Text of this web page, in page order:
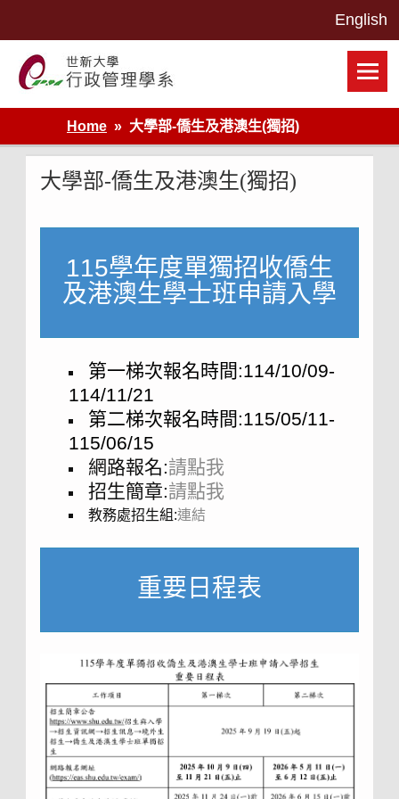
世新大學行政管理學系網站
Home
大學部-僑生及港澳生(獨招)
大學部-僑生及港澳生(獨招)
115學年度單獨招收僑生
及港澳生學士班申請入學
第一梯次報名時間:114/10/09-
114/11/21
第二梯次報名時間:115/05/11-
115/06/15
網路報名:請點我
招生簡章:請點我
教務處招生組:連結
重要日程表